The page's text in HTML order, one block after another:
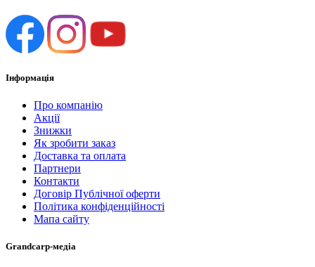
Інформація
Про компанію
Акції
Знижки
Як зробити заказ
Доставка та оплата
Партнери
Контакти
Договір Публічної оферти
Політика конфіденційності
Мапа сайту
Grandcarp-медіа